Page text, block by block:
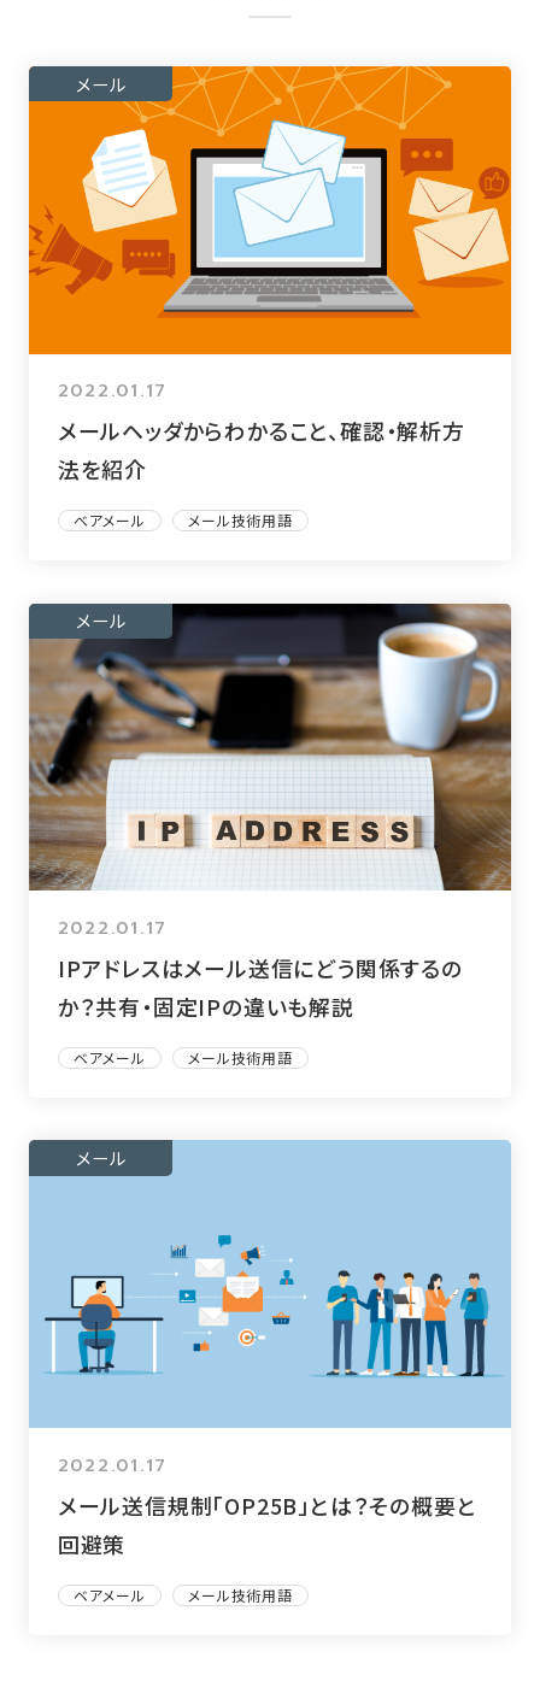
メール
2022.01.17
メールヘッダからわかること、確認・解析方
法を紹介
ベアメール メール技術用語
メール
2022.01.17
IPアドレスはメール送信にどう関係するの
か？共有・固定IPの違いも解説
ベアメール メール技術用語
メール
2022.01.17
メール送信規制「OP25B」とは？その概要と
回避策
ベアメール メール技術用語